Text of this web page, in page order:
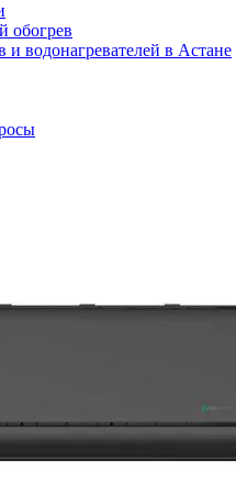
обогрев
и водонагревателей в Астане